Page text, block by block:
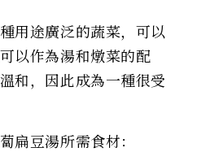
用途廣泛的蔬菜，可以
以作為湯和燉菜的配
和，因此成為一種很受
扁豆湯所需食材：